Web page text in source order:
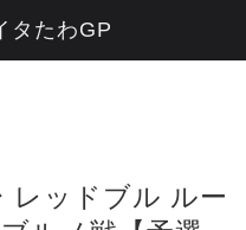
レッドブル ルー
タたわGP